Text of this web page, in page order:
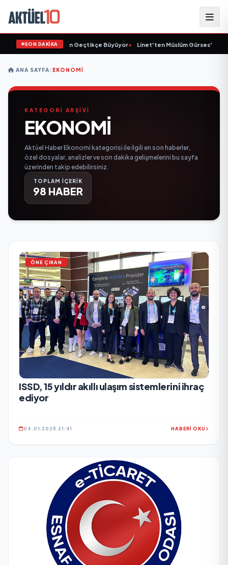
SON DAKİKA
Pazarı Gün Geçtikçe Büyüyor• Linet'ten Müslüm Gürses'e Vefa
ANA SAYFA/EKONOMI
KATEGORİ ARŞİVİ
EKONOMI
Aktüel Haber Ekonomi kategorisi ile ilgili en son haberler,
özel dosyalar, analizler ve son dakika gelişmelerini bu sayfa
üzerinden takip edebilirsiniz.
TOPLAM İÇERİK
98 HABER
ÖNE ÇIKAN
ISSD, 15 yıldır akıllı ulaşım sistemlerini ihraç
ediyor
04.01.2025 21:41 HABERİ OKU